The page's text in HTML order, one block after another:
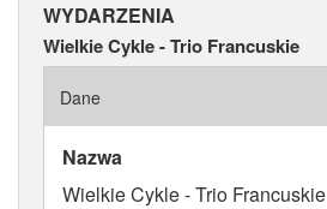
AKTUALNOŚCI
WYDARZENIA
WYDARZENIA
Wielkie Cykle - Trio Francuskie
Dane
Nazwa
Wielkie Cykle - Trio Francuskie